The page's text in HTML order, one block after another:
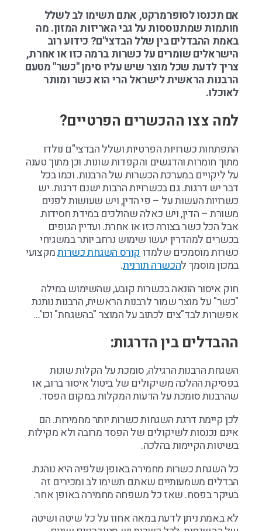
אם תכנסו לסופרמרקט, אתם תשימו לב לשלל
חותמות שמתנוססות על גבי האריזות המזון. מה
באמת ההבדלים בין שלל הבדצי"ם? כידוע רוב
הישראלים שומרים על כשרות ברמה כזו או אחרת,
צריך לדעת שכל מוצר שיש עליו סימן "כשר" מטעם
הרבנות הראשית לישראל הרי הוא כשר ומותר
לאוכלו.
למה צצו ההכשרים הפרטיים?
התפתחות כשרויות הפרטיות ושלל הבדצי"ם נולדו
מתוך חומרות והדגשים והקפדות שונות. וכן מתוך טענה
על ליקויים במערכת הכשרות של הרבנות. וכמו בכל
דבר יש דרגות. גם בכשרויות הרבות ישנם דרגות. יש
כשרויות העשות על – פי הדין, ויש שעושות לפנים
משורת – הדין, ויש כאלה שהולכים במידת חסידות.
אבל הכל כשר בצורה כזו או אחרת. ועדיין הגופים
בכשרים למהדרין יעשו שימוש נרחב יותר במשגיחי
כשרות מוסמכים שלמדוקורס השגחת כשרותמקצועי
במכון מוסמך להכשרה תורנית.
חוק איסור הונאה בכשרות קובע, שהשימוש במילה
"כשר" על מוצר שמור לרבנות הראשית, הרבנות נותנת
אפשרות לבד"צים לכתוב על המוצר "בהשגחת" וכו'…
ההבדלים בין הדרגות:
השגחת הרבנות הרגילה, סומכת על הקלות שונות
בפסיקת ההלכה משיקולים של ביטול איסור ברוב, או
שהרבנות סומכת על הדעות המקלות במקום הפסד.
לכן קיימת דרגת השגחות כשרות יותר מחמירות. הם
אינם נכנסות לשיקולים של הפסד מרובה ולא מקילות
בשיטות הקיימות בהלכה.
כל השגחת כשרות מחמירה באופן שלפיה היא נוהגת.
הבדלים משמעותיים שאתם תשימו לב ומכירים זה
בעיקר בפסח. שאז כל משפחה מחמירה באופן אחר.
לא באמת ניתן לדעת במאה אחוז על כל שיטה ושיטה